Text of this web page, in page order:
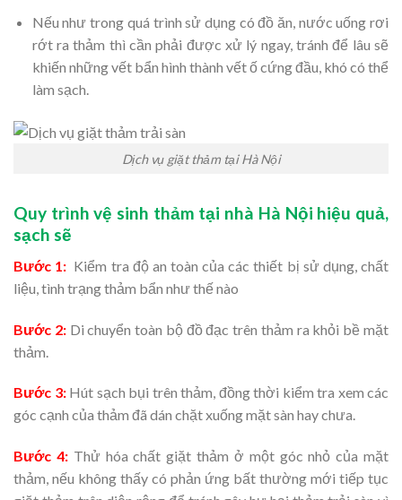
Nếu như trong quá trình sử dụng có đồ ăn, nước uống rơi
rớt ra thảm thì cần phải được xử lý ngay, tránh để lâu sẽ
khiến những vết bẩn hình thành vết ố cứng đầu, khó có thể
làm sạch.
Dịch vụ giặt thảm tại Hà Nội
Quy trình vệ sinh thảm tại nhà Hà Nội hiệu quả,
sạch sẽ
Bước 1: Kiểm tra độ an toàn của các thiết bị sử dụng, chất
liệu, tình trạng thảm bẩn như thế nào
Bước 2:Di chuyển toàn bộ đồ đạc trên thảm ra khỏi bề mặt
thảm.
Bước 3: Hút sạch bụi trên thảm, đồng thời kiểm tra xem các
góc cạnh của thảm đã dán chặt xuống mặt sàn hay chưa.
Bước 4:Thử hóa chất giặt thảm ở một góc nhỏ của mặt
thảm, nếu không thấy có phản ứng bất thường mới tiếp tục